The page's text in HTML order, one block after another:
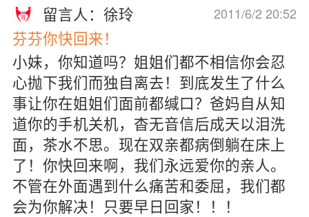
2011/6/2 20:52
留言人：徐玲
芬芬你快回来！
小妹，你知道吗？姐姐们都不相信你会忍
心抛下我们而独自离去！到底发生了什么
事让你在姐姐们面前都缄口？爸妈自从知
道你的手机关机，杳无音信后成天以泪洗
面，茶水不思。现在双亲都病倒躺在床上
了！你快回来啊，我们永远爱你的亲人。
不管在外面遇到什么痛苦和委屈，我们都
会为你解决！只要早日回家！！！